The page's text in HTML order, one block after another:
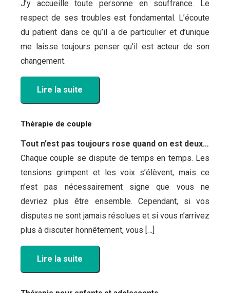
J’y accueille toute personne en souffrance. Le
respect de ses troubles est fondamental. L’écoute
du patient dans ce qu’il a de particulier et d’unique
me laisse toujours penser qu’il est acteur de son
changement.
Lire la suite
Thérapie de couple
Tout n’est pas toujours rose quand on est deux…
Chaque couple se dispute de temps en temps. Les
tensions grimpent et les voix s’élèvent, mais ce
n’est pas nécessairement signe que vous ne
devriez plus être ensemble. Cependant, si vos
disputes ne sont jamais résolues et si vous n’arrivez
plus à discuter honnêtement, vous […]
Lire la suite